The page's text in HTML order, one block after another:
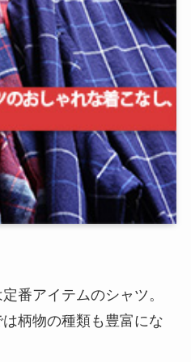
番アイテムのシャツ。
柄物の種類も豊富にな